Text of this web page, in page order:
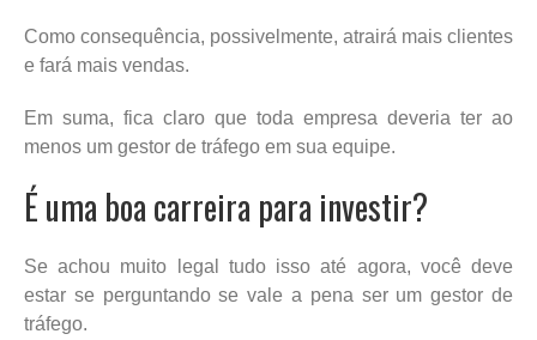
Como consequência, possivelmente, atrairá mais clientes
e fará mais vendas.
Em suma, fica claro que toda empresa deveria ter ao
menos um gestor de tráfego em sua equipe.
É uma boa carreira para investir?
Se achou muito legal tudo isso até agora, você deve
estar se perguntando se vale a pena ser um gestor de
tráfego.